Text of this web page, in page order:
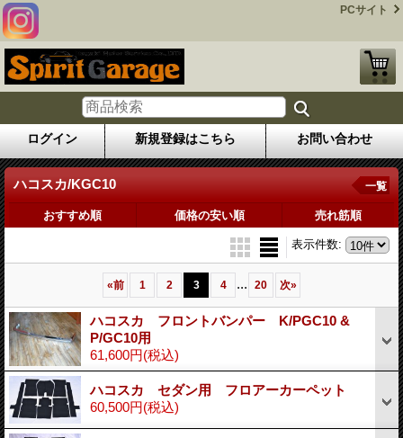
PCサイト
ログイン 新規登録はこちら お問い合わせ
ハコスカ/KGC10 一覧
おすすめ順 価格の安い順 売れ筋順
表示件数:
«前 1 2 3 4 ... 20 次»
ハコスカ フロントバンパー K/PGC10 &
P/GC10用
61,600円(税込)
ハコスカ セダン用 フロアーカーペット
60,500円(税込)